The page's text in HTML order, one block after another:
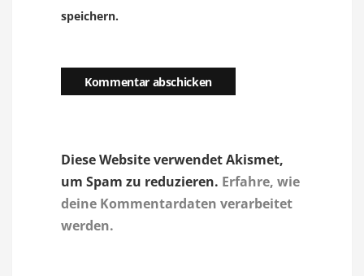
speichern.
Diese Website verwendet Akismet,
um Spam zu reduzieren. Erfahre, wie
deine Kommentardaten verarbeitet
werden.